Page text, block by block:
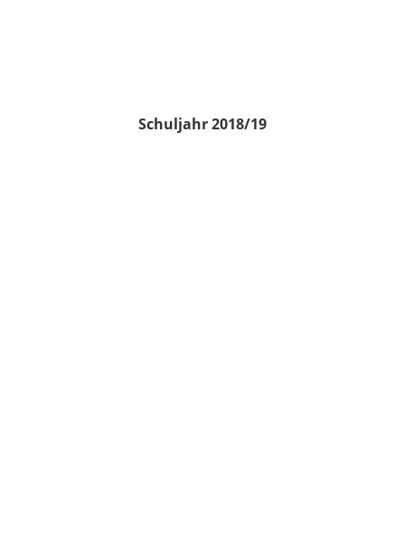
Schuljahr 2018/19